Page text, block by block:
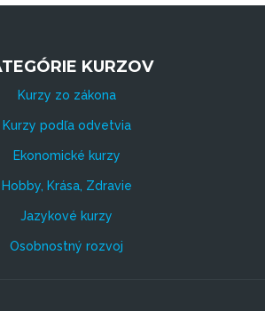
KURZOV
Kurzy zo zákona
Kurzy podľa odvetvia
Ekonomické kurzy
Hobby, Krása, Zdravie
Jazykové kurzy
Osobnostný rozvoj